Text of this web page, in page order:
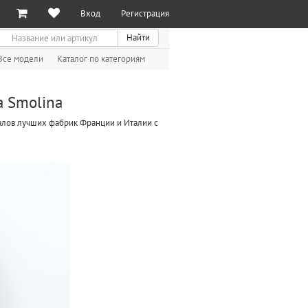
Вход
Регистрация
Найти
модели
Каталог по категориям
Smolina
лучших фабрик Франции и Италии с